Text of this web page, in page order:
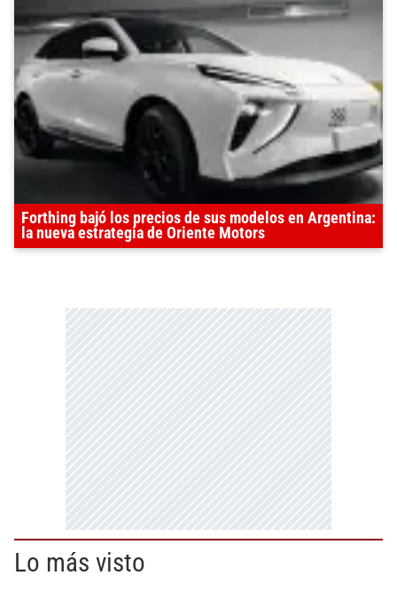
Forthing bajó los precios de sus modelos en Argentina:
la nueva estrategia de Oriente Motors
Lo más visto